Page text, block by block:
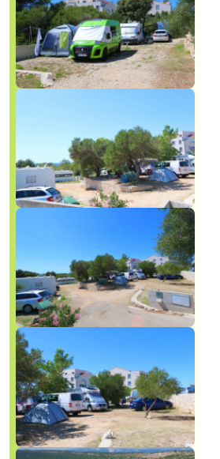
1x place, electricity fine but not
necessary, 2 persons
Termín od 2026-07-30 |Camping
Draga
1x, 2x person